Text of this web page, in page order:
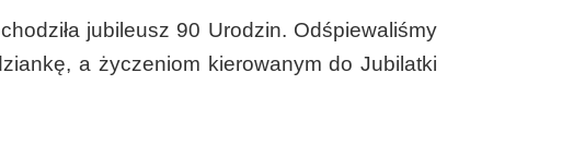
jubileusz 90 Urodzin. Odśpiewaliśmy
a życzeniom kierowanym do Jubilatki